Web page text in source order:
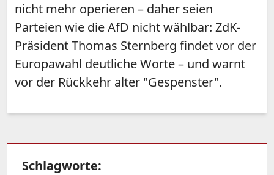
nicht mehr operieren – daher seien
Parteien wie die AfD nicht wählbar: ZdK-
Präsident Thomas Sternberg findet vor der
Europawahl deutliche Worte – und warnt
vor der Rückkehr alter "Gespenster".
Schlagworte: